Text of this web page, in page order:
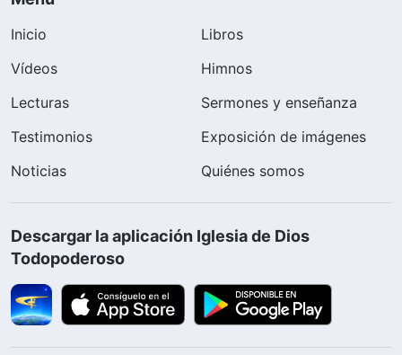
Inicio
Libros
Vídeos
Himnos
Lecturas
Sermones y enseñanza
Testimonios
Exposición de imágenes
Noticias
Quiénes somos
Descargar la aplicación Iglesia de Dios
Todopoderoso